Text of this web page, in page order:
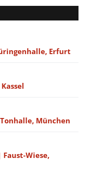
Erfurt
München
Wiese,